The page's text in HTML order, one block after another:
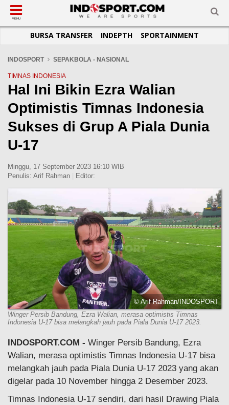
SUB-MENU
SEPAKBOLA
LIGA INGGRIS
LIGA ITALIA
LIGA SPANYOL
LIGA CHAMPIONS
LIGA PRANCIS
LIGA EUROPA
SUB-MENU
SPORTAINMENT
SUB-MENU
OTOMOTIF
OTOMANIA
SUB-MENU
BASKET
FUTSAL
OLIMPIK
E-SPORT
SUB-MENU
JADWAL
SUB-MENU
TOPIK HARI INI
INFOGRAFIS
GALERI FOTO
TEMPAT OLAHRAGA
PASUKAN SEHAT
MENU
BURSA TRANSFER INDEPTH SPORTAINMENT
INDOSPORT SEPAKBOLA - NASIONAL
TIMNAS INDONESIA
Hal Ini Bikin Ezra Walian
Optimistis Timnas Indonesia
Sukses di Grup A Piala Dunia
U-17
Minggu, 17 September 2023 16:10 WIB
Penulis: Arif Rahman Editor:
© Arif Rahman/INDOSPORT
Winger Persib Bandung, Ezra Walian, merasa optimistis Timnas
Indonesia U-17 bisa melangkah jauh pada Piala Dunia U-17 2023.
INDOSPORT.COM - Winger Persib Bandung, Ezra
Walian, merasa optimistis Timnas Indonesia U-17 bisa
melangkah jauh pada Piala Dunia U-17 2023 yang akan
digelar pada 10 November hingga 2 Desember 2023.
Timnas Indonesia U-17 sendiri, dari hasil Drawing Piala